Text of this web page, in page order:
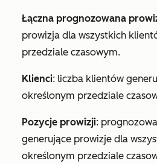
Łączna prognozowana
prowizja dla wszystkich
przedziale czasowym.
Klienci: liczba klientów
określonym przedziale
Pozycje prowizji:
generujące prowizje dla
określonym przedziale